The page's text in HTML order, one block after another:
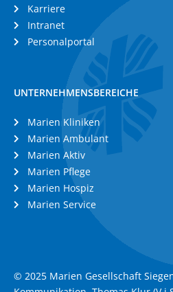
Karriere
Intranet
Personalportal
UNTERNEHMENSBEREICHE
Marien Kliniken
Marien Ambulant
Marien Aktiv
Marien Pflege
Marien Hospiz
Marien Service
© 2025 Marien Gesellschaft